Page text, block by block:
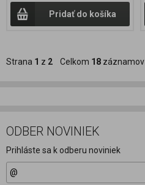
Pridať do košíka
Strana 1 z 2 Celkom 18 záznamov
ODBER NOVINIEK
Prihláste sa k odberu noviniek